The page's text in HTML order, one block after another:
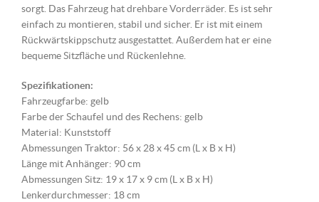
sorgt. Das Fahrzeug hat drehbare Vorderräder. Es ist sehr
einfach zu montieren, stabil und sicher. Er ist mit einem
Rückwärtskippschutz ausgestattet. Außerdem hat er eine
bequeme Sitzfläche und Rückenlehne.
Spezifikationen:
Fahrzeugfarbe: gelb
Farbe der Schaufel und des Rechens: gelb
Material: Kunststoff
Abmessungen Traktor: 56 x 28 x 45 cm (L x B x H)
Länge mit Anhänger: 90 cm
Abmessungen Sitz: 19 x 17 x 9 cm (L x B x H)
Lenkerdurchmesser: 18 cm